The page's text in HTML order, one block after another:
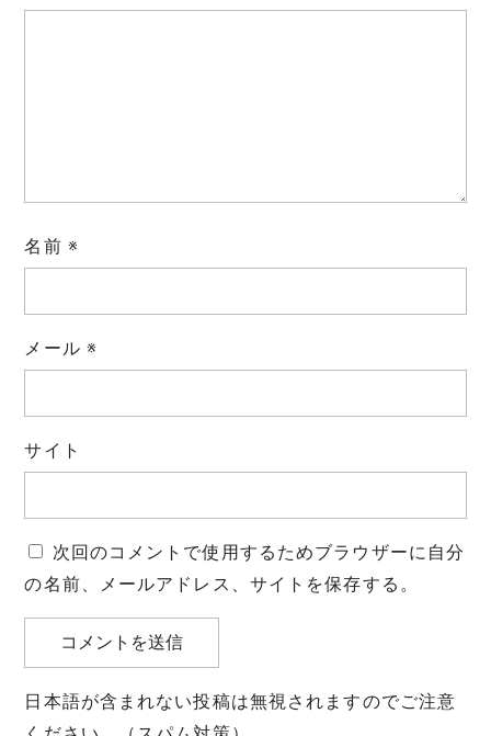
名前 ※
メール ※
サイト
次回のコメントで使用するためブラウザーに自分
の名前、メールアドレス、サイトを保存する。
日本語が含まれない投稿は無視されますのでご注意